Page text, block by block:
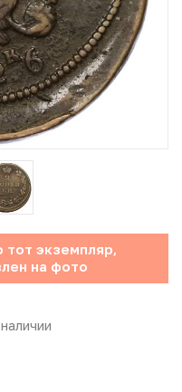
(с 1999 года)
СССР и России
экземпляр,
на фото